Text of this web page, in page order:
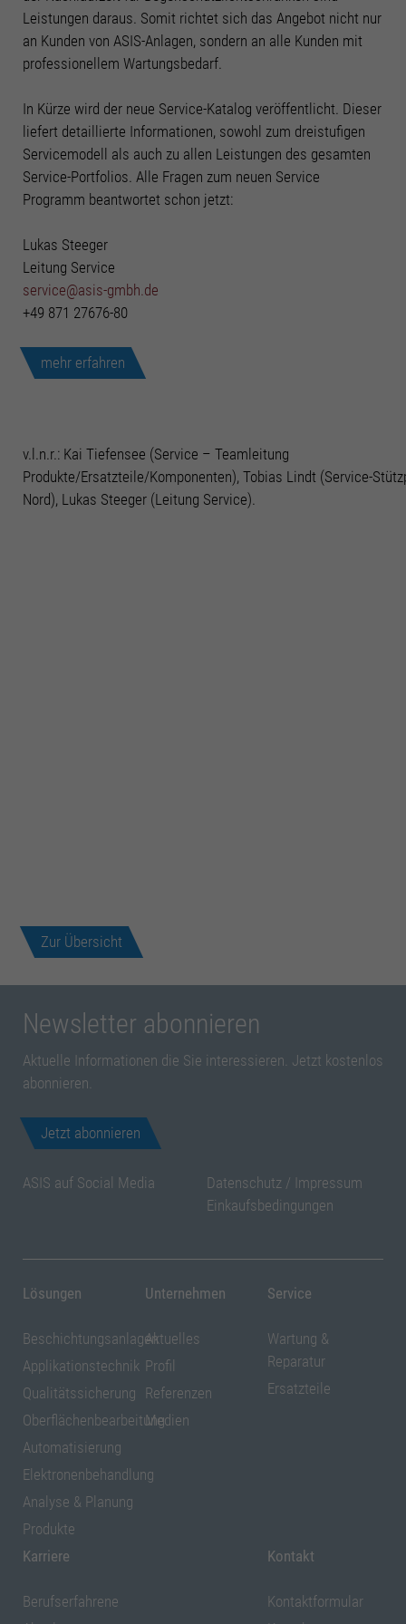
Leistungen daraus. Somit richtet sich das Angebot nicht nur
an Kunden von ASIS-Anlagen, sondern an alle Kunden mit
professionellem Wartungsbedarf.
In Kürze wird der neue Service-Katalog veröffentlicht. Dieser
liefert detaillierte Informationen, sowohl zum dreistufigen
Servicemodell als auch zu allen Leistungen des gesamten
Service-Portfolios. Alle Fragen zum neuen Service
Programm beantwortet schon jetzt:
Lukas Steeger
Leitung Service
service@asis-gmbh.de
+49 871 27676-80
mehr erfahren
v.l.n.r.: Kai Tiefensee (Service – Teamleitung
Produkte/Ersatzteile/Komponenten), Tobias Lindt (Service-
Nord), Lukas Steeger (Leitung Service).
Zur Übersicht
Newsletter abonnieren
Aktuelle Informationen die Sie interessieren. Jetzt kostenlos
abonnieren.
Jetzt abonnieren
ASIS auf Social Media Datenschutz/ Impressum
Einkaufsbedingungen
Lösungen
Beschichtungsanlagen
Applikationstechnik
Qualitätssicherung
Oberflächenbearbeitung
Automatisierung
Elektronenbehandlung
Analyse & Planung
Produkte
Unternehmen
Aktuelles
Profil
Referenzen
Medien
Service
Wartung &
Reparatur
Ersatzteile
Karriere
Berufserfahrene
Kontakt
Kontaktformular
Informationen anzeigen lassen und so nur bestimmte Cookies
auswählen.
Alle akzeptieren
Datenschutzeinstellungen
Essenziell (2)
Essenzielle Cookies ermöglichen grundlegende Funktionen und sind für die
einwandfreie Funktion der Website erforderlich.
Cookie-Informationen anzeigen
Statistiken (3)
Statistik Cookies erfassen Informationen anonym. Diese Informationen helfen
uns zu verstehen, wie unsere Besucher unsere Website nutzen.
Funktionale Cookies (2)
Marketing Cookies (4)
Marketing-Cookies werden von Drittanbietern oder Publishern verwendet, um
personalisierte Werbung anzuzeigen. Sie tun dies, indem sie Besucher über